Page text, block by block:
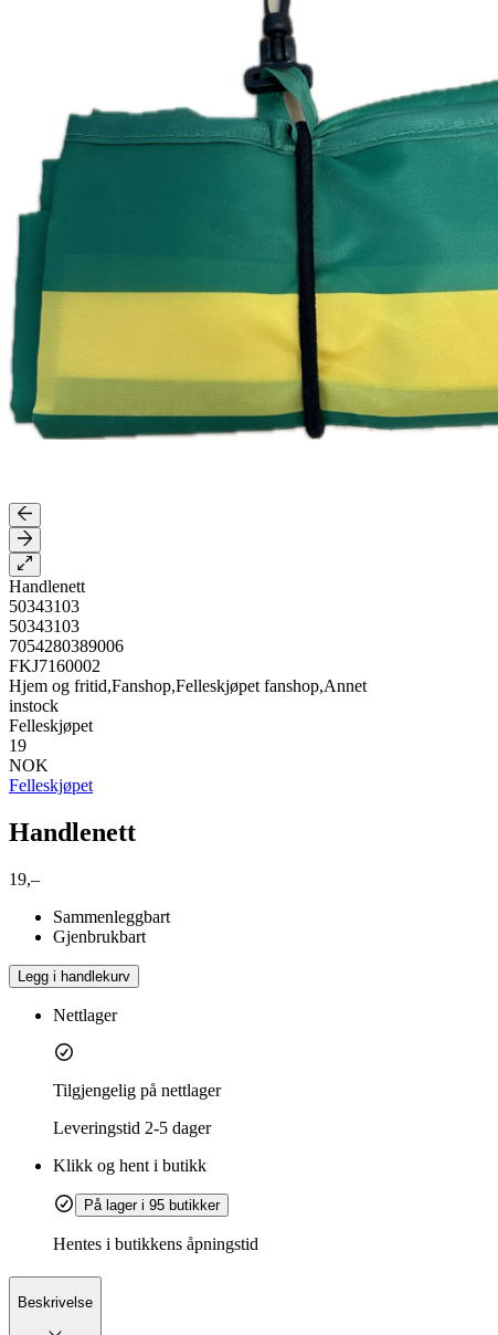
Handlenett
50343103
50343103
7054280389006
FKJ7160002
Hjem og fritid,Fanshop,Felleskjøpet fanshop,Annet
instock
Felleskjøpet
19
NOK
Felleskjøpet
Handlenett
19,–
Sammenleggbart
Gjenbrukbart
Legg i handlekurv
Nettlager
Tilgjengelig på nettlager
Leveringstid 2-5 dager
Klikk og hent i butikk
På lager i 95 butikker
Hentes i butikkens åpningstid
Beskrivelse